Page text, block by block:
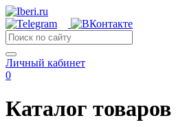
Личный кабинет
0
Каталог товаров